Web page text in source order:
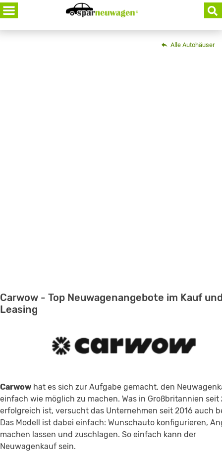
Skip
to
content
Alle Autohäuser
Carwow - Top Neuwagenangebote im Kauf
Leasing
Carwow hat es sich zur Aufgabe gemacht, den
einfach wie möglich zu machen. Was in Großbritannien seit
erfolgreich ist, versucht das Unternehmen seit 2016 auch
Das Modell ist dabei einfach: Wunschauto konfigurieren,
machen lassen und zuschlagen. So einfach kann der
Neuwagenkauf sein.